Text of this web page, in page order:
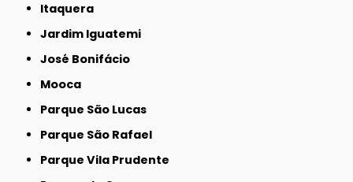
Itaquera
Jardim Iguatemi
José Bonifácio
Mooca
Parque São Lucas
Parque São Rafael
Parque Vila Prudente